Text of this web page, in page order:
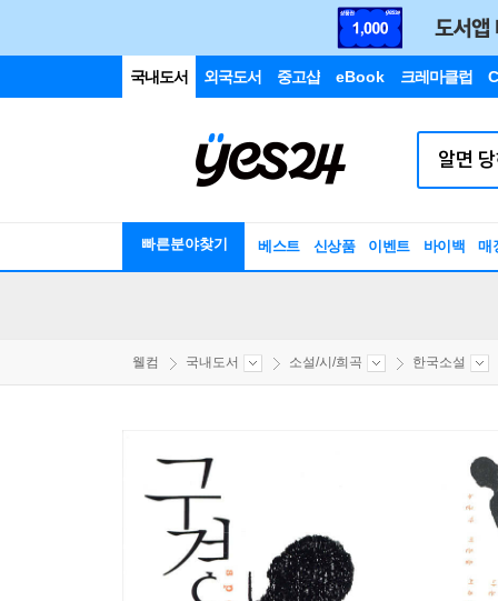
국내도서 외국도서 중고샵 eBook 크레마클럽
빠른분야찾기 베스트 신상품 이벤트 바이백 매
웰컴 국내도서 소설/시/희곡 한국소설